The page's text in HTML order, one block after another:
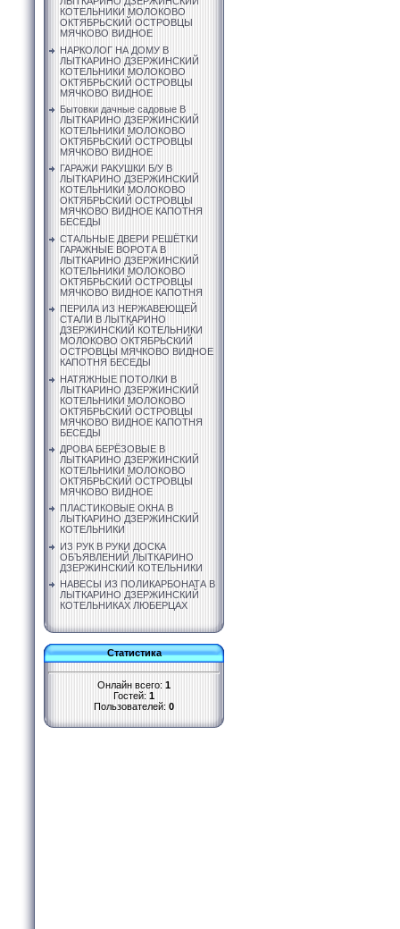
КОТЕЛЬНИКИ МОЛОКОВО
ОКТЯБРЬСКИЙ ОСТРОВЦЫ
МЯЧКОВО ВИДНОЕ
НАРКОЛОГ НА ДОМУ В
ЛЫТКАРИНО ДЗЕРЖИНСКИЙ
КОТЕЛЬНИКИ МОЛОКОВО
ОКТЯБРЬСКИЙ ОСТРОВЦЫ
МЯЧКОВО ВИДНОЕ
Бытовки дачные садовые В
ЛЫТКАРИНО ДЗЕРЖИНСКИЙ
КОТЕЛЬНИКИ МОЛОКОВО
ОКТЯБРЬСКИЙ ОСТРОВЦЫ
МЯЧКОВО ВИДНОЕ
ГАРАЖИ РАКУШКИ Б/У В
ЛЫТКАРИНО ДЗЕРЖИНСКИЙ
КОТЕЛЬНИКИ МОЛОКОВО
ОКТЯБРЬСКИЙ ОСТРОВЦЫ
МЯЧКОВО ВИДНОЕ КАПОТНЯ
БЕСЕДЫ
СТАЛЬНЫЕ ДВЕРИ РЕШЁТКИ
ГАРАЖНЫЕ ВОРОТА В
ЛЫТКАРИНО ДЗЕРЖИНСКИЙ
КОТЕЛЬНИКИ МОЛОКОВО
ОКТЯБРЬСКИЙ ОСТРОВЦЫ
МЯЧКОВО ВИДНОЕ КАПОТНЯ
ПЕРИЛА ИЗ НЕРЖАВЕЮЩЕЙ
СТАЛИ В ЛЫТКАРИНО
ДЗЕРЖИНСКИЙ КОТЕЛЬНИКИ
МОЛОКОВО ОКТЯБРЬСКИЙ
ОСТРОВЦЫ МЯЧКОВО ВИДНОЕ
КАПОТНЯ БЕСЕДЫ
НАТЯЖНЫЕ ПОТОЛКИ В
ЛЫТКАРИНО ДЗЕРЖИНСКИЙ
КОТЕЛЬНИКИ МОЛОКОВО
ОКТЯБРЬСКИЙ ОСТРОВЦЫ
МЯЧКОВО ВИДНОЕ КАПОТНЯ
БЕСЕДЫ
ДРОВА БЕРЁЗОВЫЕ В
ЛЫТКАРИНО ДЗЕРЖИНСКИЙ
КОТЕЛЬНИКИ МОЛОКОВО
ОКТЯБРЬСКИЙ ОСТРОВЦЫ
МЯЧКОВО ВИДНОЕ
ПЛАСТИКОВЫЕ ОКНА В
ЛЫТКАРИНО ДЗЕРЖИНСКИЙ
КОТЕЛЬНИКИ
ИЗ РУК В РУКИ ДОСКА
ОБЪЯВЛЕНИЙ ЛЫТКАРИНО
ДЗЕРЖИНСКИЙ КОТЕЛЬНИКИ
НАВЕСЫ ИЗ ПОЛИКАРБОНАТА В
ЛЫТКАРИНО ДЗЕРЖИНСКИЙ
КОТЕЛЬНИКАХ ЛЮБЕРЦАХ
Статистика
Онлайн всего: 1
Гостей: 1
Пользователей: 0